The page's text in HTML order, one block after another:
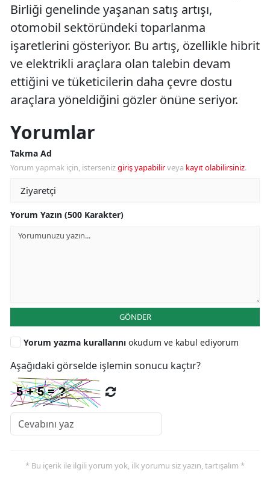
Birliği genelinde yaşanan satış artışı,
otomobil sektöründeki toparlanma
işaretlerini gösteriyor. Bu artış, özellikle hibrit
ve elektrikli araçlara olan talebin devam
ettiğini ve tüketicilerin daha çevre dostu
araçlara yöneldiğini gözler önüne seriyor.
Yorumlar
Takma Ad
Yorum yapmak için, istersenizgiriş yapabilirveya kayıt olabilirsiniz.
Yorum Yazın (500 Karakter)
GÖNDER
Yorum yazma kurallarını okudum ve kabul ediyorum
Aşağıdaki görselde işlemin sonucu kaçtır?
* Bu içerik ile ilgili yorum yok, ilk yorumu siz yazın, tartışalım *